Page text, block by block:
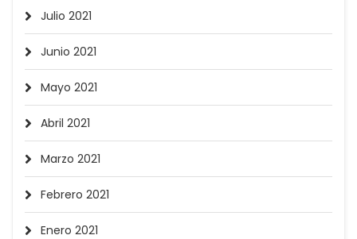
Julio 2021
Junio 2021
Mayo 2021
Abril 2021
Marzo 2021
Febrero 2021
Enero 2021